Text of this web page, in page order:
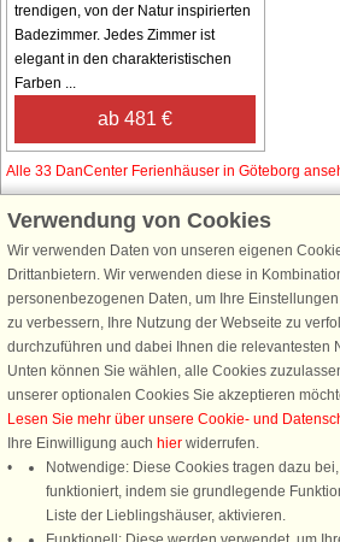
trendigen, von der Natur inspirierten
Badezimmer. Jedes Zimmer ist
elegant in den charakteristischen
Farben ...
ab 481 €
Alle 33 DanCenter Ferienhäuser in Göteborg
Schließen Sie sich 100.000 Ferienhaus-
Erhalten Sie einen Willkommensgutschein von
Ferienhausurlaub - melden Sie sich einfach für
an. Verpassen Sie nie wieder exklusive
Urlaubstipps!
Newsletter
Verwendung von Cookies
Wir verwenden Daten von unseren eigenen
Drittanbietern. Wir verwenden diese in
personenbezogenen Daten, um Ihre
zu verbessern, Ihre Nutzung der Webseite zu
durchzuführen und dabei Ihnen die relevantesten
Unten können Sie wählen, alle Cookies
unserer optionalen Cookies Sie akzeptieren
Lesen Sie mehr über unsere Cookie- und
Ihre Einwilligung auch hier widerrufen.
Notwendige: Diese Cookies tragen dazu
funktioniert, indem sie grundlegende
Liste der Lieblingshäuser, aktivieren.